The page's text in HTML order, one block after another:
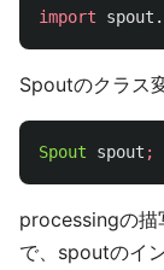
import
Spoutのクラス
Spout spout ;
processingの描
で、spoutのイ